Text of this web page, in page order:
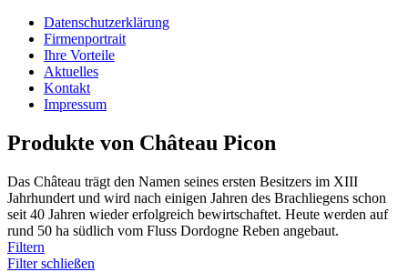
Datenschutzerklärung
Firmenportrait
Ihre Vorteile
Aktuelles
Kontakt
Impressum
Produkte von Château Picon
Das Château trägt den Namen seines ersten Besitzers im XIII
Jahrhundert und wird nach einigen Jahren des Brachliegens schon
seit 40 Jahren wieder erfolgreich bewirtschaftet. Heute werden auf
rund 50 ha südlich vom Fluss Dordogne Reben angebaut.
Filtern
Filter schließen